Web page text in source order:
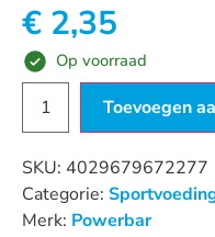
€ 2,35
Op voorraad
Toevoegen
SKU: 4029679672277
Categorie:
Merk: Powerbar